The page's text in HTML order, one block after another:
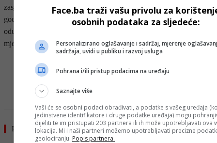
zasjedanje novog parlamenta nakon izbora u novembru prošle
godine na kojima je NLD Suu Kyi ostvarila pobjedu. Vojska
oduzimanje vlasti opravdava “prevarom birača” na glasačkim
mjestima.
Pročitajte još
Face.ba traži vašu privolu za
osobnih podataka za sljedeće:
Personalizirano oglašavanje i sadržaj, mjerenje
sadržaja, uvidi u publiku i razvoj usluga
Pohrana i/ili pristup podacima na uređaju
Saznajte više
Vaši će se osobni podaci obrađivati, a podatke s vašeg uređaja
jedinstvene identifikatore i druge podatke uređaja) mogu
dijeliti te im pristupati 203 partnera ili ih može upotrebljavati ova
lokacija. Mi i naši partneri možemo upotrebljavati precizne
geolociranju. Popis partnera.